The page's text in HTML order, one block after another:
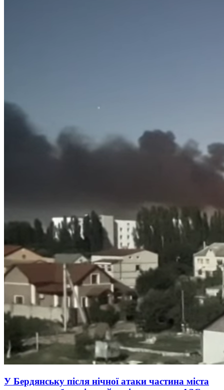
У Бердянську після нічної атаки частина міста